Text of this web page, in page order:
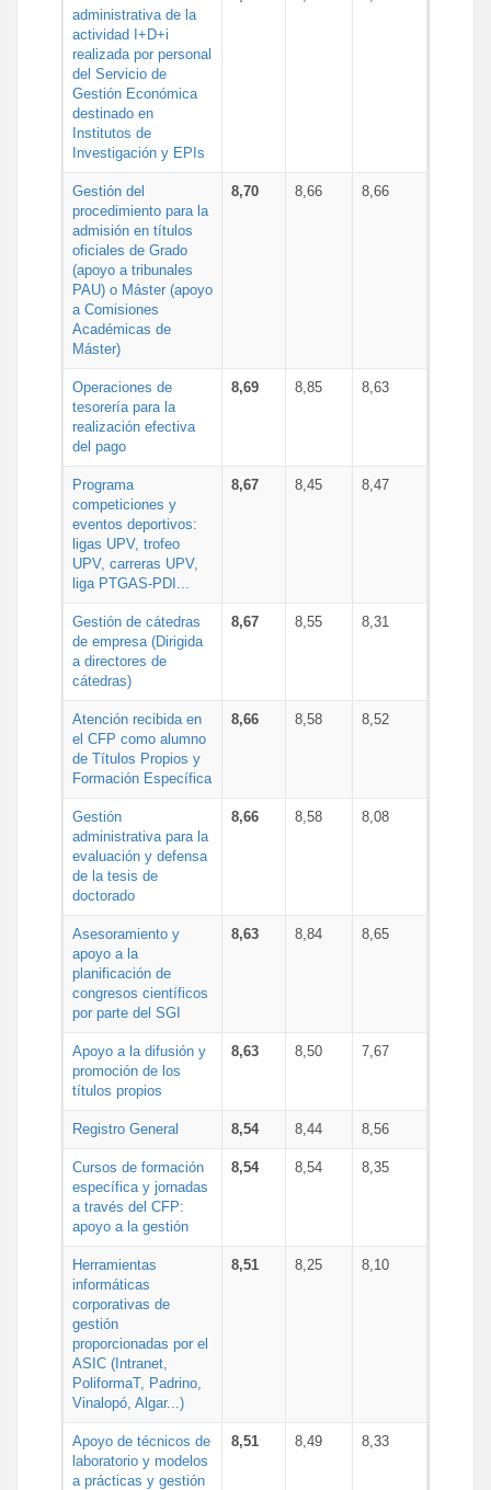
administrativa de la
actividad I+D+i
realizada por personal
del Servicio de
Gestión Económica
destinado en
Institutos de
Investigación y EPIs
Gestión del
procedimiento para la
admisión en títulos
oficiales de Grado
(apoyo a tribunales
PAU) o Máster (apoyo
a Comisiones
Académicas de
Máster)
8,70 8,66 8,66
Operaciones de
tesorería para la
realización efectiva
del pago
8,69 8,85 8,63
Programa
competiciones y
eventos deportivos:
ligas UPV, trofeo
UPV, carreras UPV,
liga PTGAS-PDI...
8,67 8,45 8,47
Gestión de cátedras
de empresa (Dirigida
a directores de
cátedras)
8,67 8,55 8,31
Atención recibida en
el CFP como alumno
de Títulos Propios y
Formación Específica
8,66 8,58 8,52
Gestión
administrativa para la
evaluación y defensa
de la tesis de
doctorado
8,66 8,58 8,08
Asesoramiento y
apoyo a la
planificación de
congresos científicos
por parte del SGI
8,63 8,84 8,65
Apoyo a la difusión y
promoción de los
títulos propios
8,63 8,50 7,67
Registro General 8,54 8,44 8,56
Cursos de formación
específica y jornadas
a través del CFP:
apoyo a la gestión
8,54 8,54 8,35
Herramientas
informáticas
corporativas de
gestión
proporcionadas por el
ASIC (Intranet,
PoliformaT, Padrino,
Vinalopó, Algar...)
8,51 8,25 8,10
Apoyo de técnicos de
laboratorio y modelos
a prácticas y gestión
8,51 8,49 8,33